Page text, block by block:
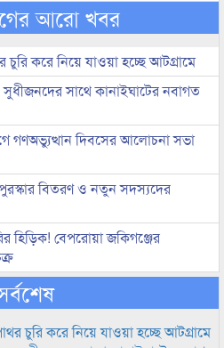
আরো খবর
করে নিয়ে যাওয়া হচ্ছে আটগ্রামে
সাথে কানাইঘাটের নবাগত
গণঅভ্যুত্থান দিবসের আলোচনা সভা
বিতরণ ও নতুন সদস্যদের
হিড়িক! বেপরোয়া জকিগঞ্জের
চুরি করে নিয়ে যাওয়া হচ্ছে আটগ্রামে